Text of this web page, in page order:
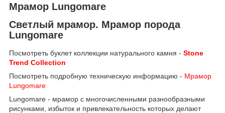
Мрамор Lungomare
Светлый мрамор. Мрамор порода
Lungomare
Посмотреть буклет коллекции натурального камня - Stone
Trend Collection
Посмотреть подробную техническую информацию - Мрамор
Lungomare
Lungomare - мрамор с многочисленными разнообразными
рисунками, избыток и привлекательность которых делают